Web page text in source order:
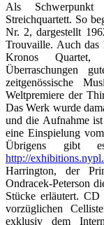
Als
Streichquartett. So
Nr. 2, dargestellt
Trouvaille. Auch das
Kronos Quartet,
Überraschungen
zeitgenössische
Weltpremiere der
Das Werk wurde
und die Aufnahme
eine Einspielung
Übrigens gibt
http://
Harrington, der
Ondracek-Peterson
Stücke erläutert.
vorzüglichen
exklusiv dem